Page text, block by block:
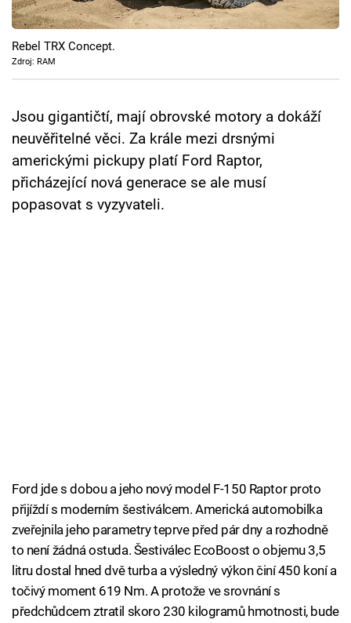
Cool Esport
Pořady
Sledujte prima+
Přihlášení
Rebel TRX Concept.
Zdroj: RAM
Jsou gigantičtí, mají obrovské motory a dokáží
neuvěřitelné věci. Za krále mezi drsnými
americkými pickupy platí Ford Raptor,
přicházející nová generace se ale musí
popasovat s vyzyvateli.
Ford jde s dobou a jeho nový model F-150 Raptor proto
přijíždí s moderním šestiválcem. Americká automobilka
zveřejnila jeho parametry teprve před pár dny a rozhodně
to není žádná ostuda. Šestiválec EcoBoost o objemu 3,5
litru dostal hned dvě turba a výsledný výkon činí 450 koní a
točivý moment 619 Nm. A protože ve srovnání s
předchůdcem ztratil skoro 230 kilogramů hmotnosti, bude